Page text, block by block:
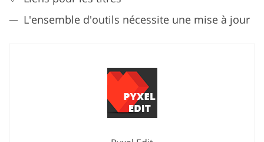
L'ensemble d'outils nécessite une mise à jour